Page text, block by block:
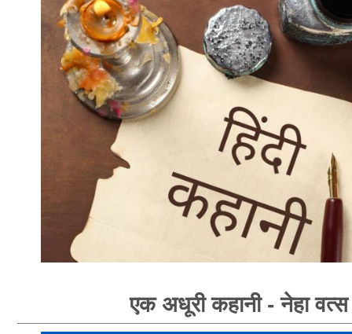
एक अधूरी कहानी - नेहा वत्स